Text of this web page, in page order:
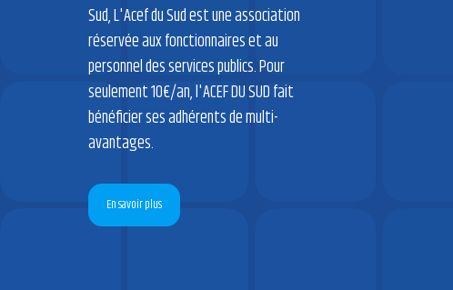
Sud, L'Acef du Sud est une association
réservée aux fonctionnaires et au
personnel des services publics. Pour
seulement 10€/an, l'ACEF DU SUD fait
bénéficier ses adhérents de multi-
avantages.
En savoir plus